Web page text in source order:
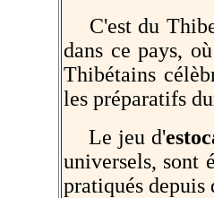
C'est du
dans ce pays,
Thibétains
les préparatifs
Le jeu d'
universels, sont
pratiqués depuis